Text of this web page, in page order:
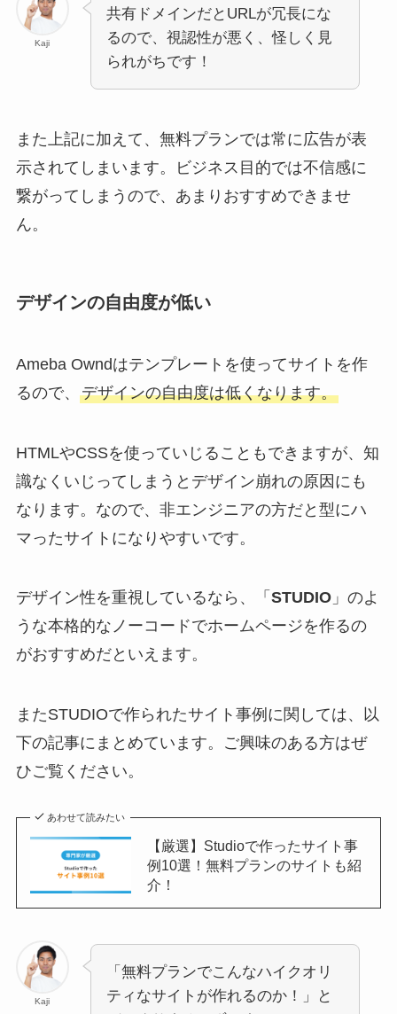
Kaji
共有ドメインだとURLが冗長にな
るので、視認性が悪く、怪しく見
られがちです！
また上記に加えて、無料プランでは常に広告が表
示されてしまいます。ビジネス目的では不信感に
繋がってしまうので、あまりおすすめできませ
ん。
デザインの自由度が低い
Ameba Owndはテンプレートを使ってサイトを作
るので、 デザインの自由度は低くなります。
HTMLやCSSを使っていじることもできますが、知
識なくいじってしまうとデザイン崩れの原因にも
なります。なので、非エンジニアの方だと型にハ
マったサイトになりやすいです。
デザイン性を重視しているなら、「 STUDIO」のよ
うな本格的なノーコードでホームページを作るの
がおすすめだといえます。
またSTUDIOで作られたサイト事例に関しては、以
下の記事にまとめています。ご興味のある方はぜ
ひご覧ください。
あわせて読みたい
【厳選】Studioで作ったサイト事
例10選！無料プランのサイトも紹
介！
Kaji
「無料プランでこんなハイクオリ
ティなサイトが作れるのか！」と